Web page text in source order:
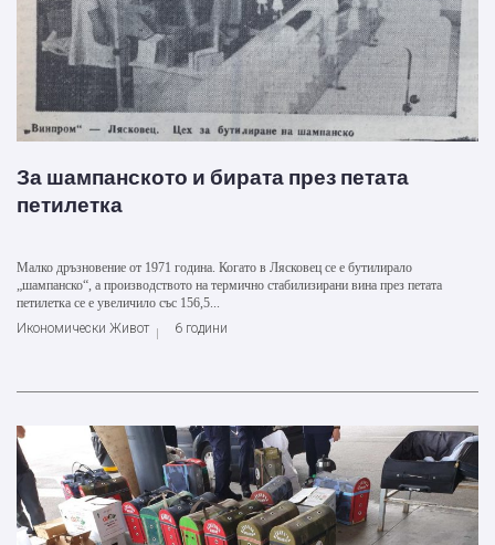
За шампанското и бирата през петата
петилетка
Малко дръзновение от 1971 година. Когато в Лясковец се е бутилирало
„шампанско“, а производството на термично стабилизирани вина през петата
петилетка се е увеличило със 156,5...
Икономически Живот
6 години